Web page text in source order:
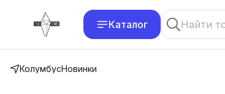
Каталог
КолумбусНовинки